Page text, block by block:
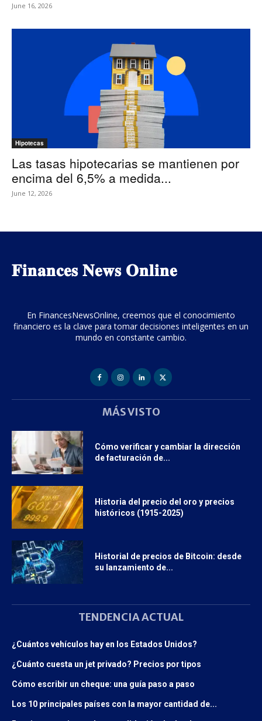
June 16, 2026
Hipotecas
Las tasas hipotecarias se mantienen por
encima del 6,5% a medida...
June 12, 2026
𝐅𝐢𝐧𝐚𝐧𝐜𝐞𝐬 𝐍𝐞𝐰𝐬 𝐎𝐧𝐥𝐢𝐧𝐞
En FinancesNewsOnline, creemos que el conocimiento
financiero es la clave para tomar decisiones inteligentes en un
mundo en constante cambio.
MÁS VISTO
Cómo verificar y cambiar la dirección
de facturación de...
Historia del precio del oro y precios
históricos (1915-2025)
Historial de precios de Bitcoin: desde
su lanzamiento de...
TENDENCIA ACTUAL
¿Cuántos vehículos hay en los Estados Unidos?
¿Cuánto cuesta un jet privado? Precios por tipos
Cómo escribir un cheque: una guía paso a paso
Los 10 principales países con la mayor cantidad de...